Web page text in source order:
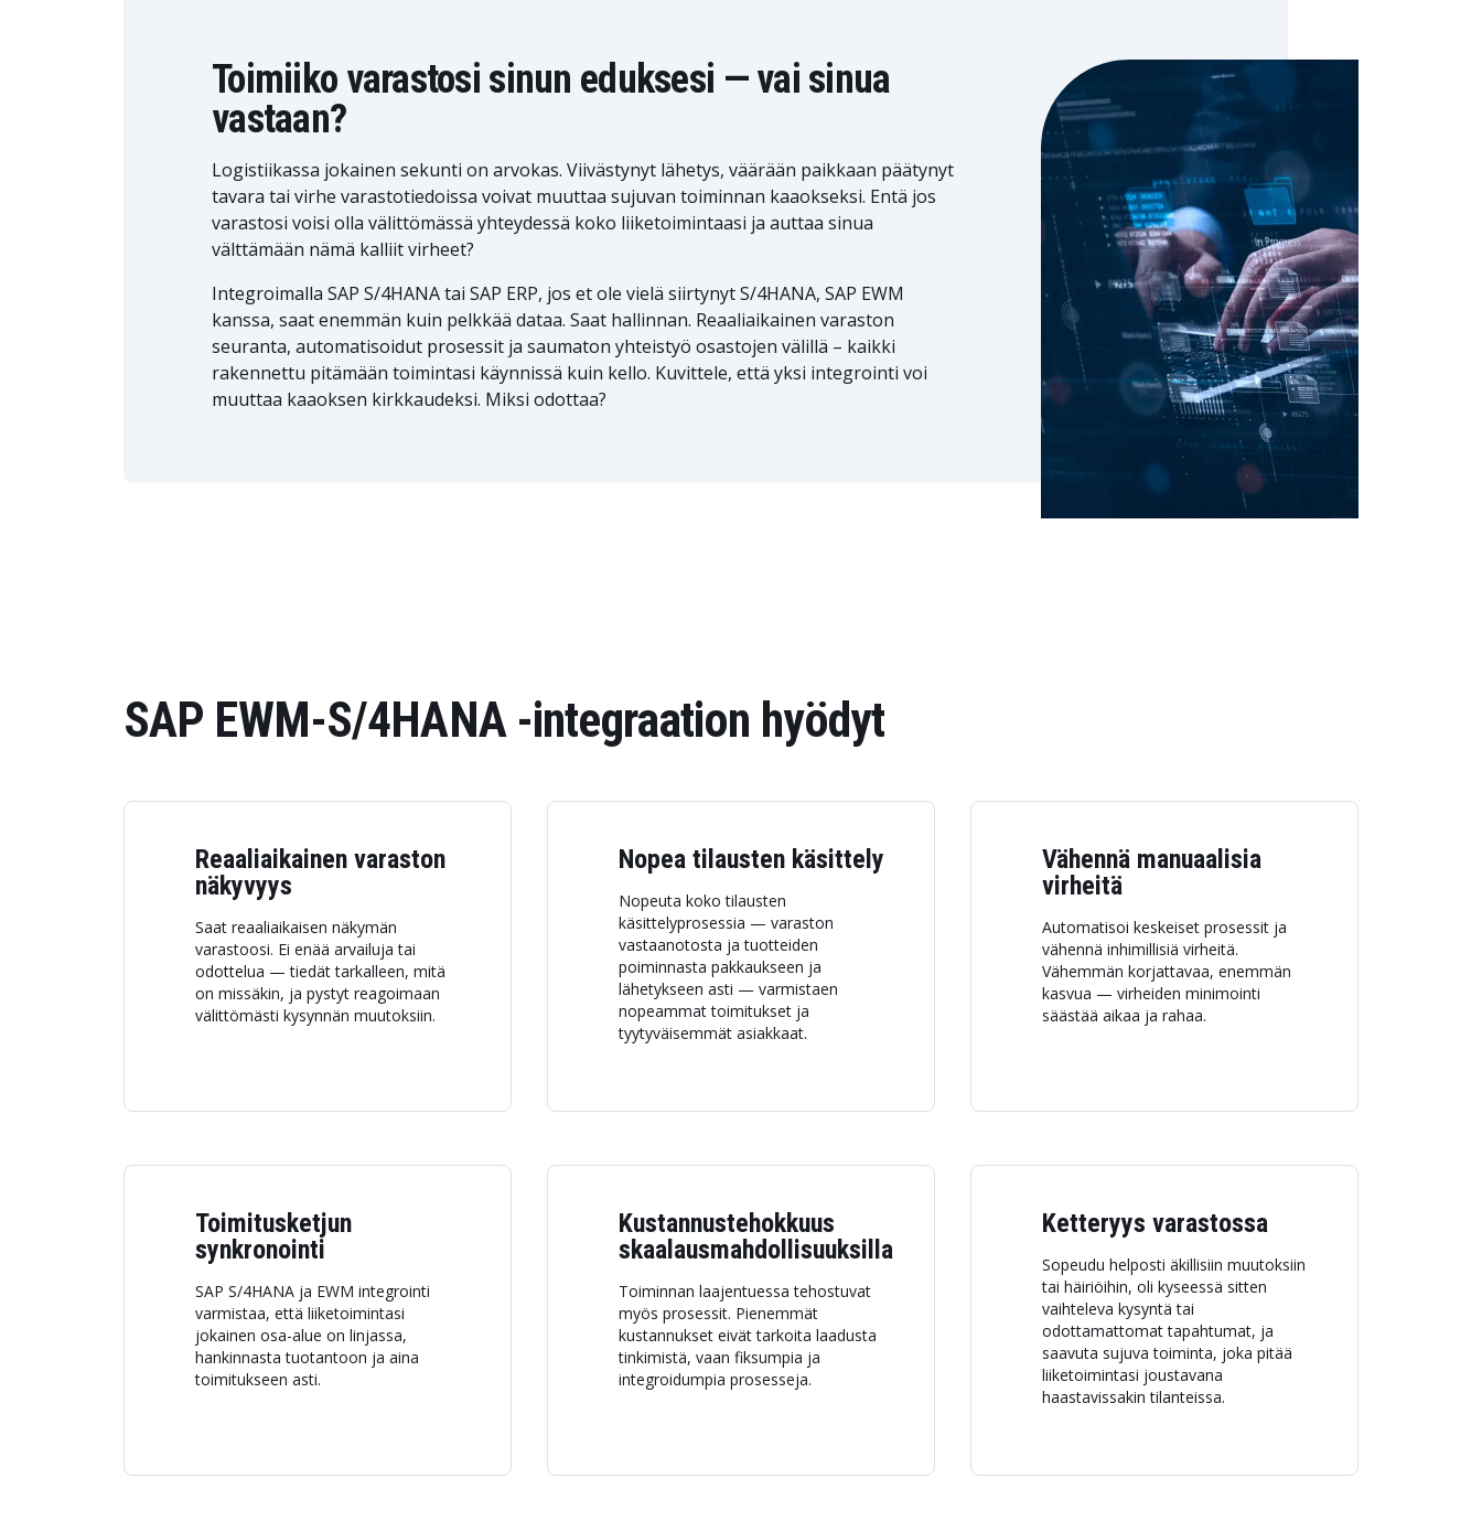
Toimiiko varastosi sinun eduksesi — vai sinua
vastaan?
Logistiikassa jokainen sekunti on arvokas. Viivästynyt lähetys, väärään paikkaan päätynyt
tavara tai virhe varastotiedoissa voivat muuttaa sujuvan toiminnan kaaokseksi. Entä jos
varastosi voisi olla välittömässä yhteydessä koko liiketoimintaasi ja auttaa sinua
välttämään nämä kalliit virheet?
Integroimalla SAP S/4HANA tai SAP ERP, jos et ole vielä siirtynyt S/4HANA, SAP EWM
kanssa, saat enemmän kuin pelkkää dataa. Saat hallinnan. Reaaliaikainen varaston
seuranta, automatisoidut prosessit ja saumaton yhteistyö osastojen välillä – kaikki
rakennettu pitämään toimintasi käynnissä kuin kello. Kuvittele, että yksi integrointi voi
muuttaa kaaoksen kirkkaudeksi. Miksi odottaa?
SAP EWM-S/4HANA -integraation hyödyt
Reaaliaikainen varaston
näkyvyys
Saat reaaliaikaisen näkymän
varastoosi. Ei enää arvailuja tai
odottelua — tiedät tarkalleen, mitä
on missäkin, ja pystyt reagoimaan
välittömästi kysynnän muutoksiin.
Nopea tilausten käsittely
Nopeuta koko tilausten
käsittelyprosessia — varaston
vastaanotosta ja tuotteiden
poiminnasta pakkaukseen ja
lähetykseen asti — varmistaen
nopeammat toimitukset ja
tyytyväisemmät asiakkaat.
Vähennä manuaalisia
virheitä
Automatisoi keskeiset prosessit ja
vähennä inhimillisiä virheitä.
Vähemmän korjattavaa, enemmän
kasvua — virheiden minimointi
säästää aikaa ja rahaa.
Toimitusketjun
synkronointi
SAP S/4HANA ja EWM integrointi
varmistaa, että liiketoimintasi
jokainen osa-alue on linjassa,
hankinnasta tuotantoon ja aina
toimitukseen asti.
Kustannustehokkuus
skaalausmahdollisuuksilla
Toiminnan laajentuessa tehostuvat
myös prosessit. Pienemmät
kustannukset eivät tarkoita laadusta
tinkimistä, vaan fiksumpia ja
integroidumpia prosesseja.
Ketteryys varastossa
Sopeudu helposti äkillisiin muutoksiin
tai häiriöihin, oli kyseessä sitten
vaihteleva kysyntä tai
odottamattomat tapahtumat, ja
saavuta sujuva toiminta, joka pitää
liiketoimintasi joustavana
haastavissakin tilanteissa.